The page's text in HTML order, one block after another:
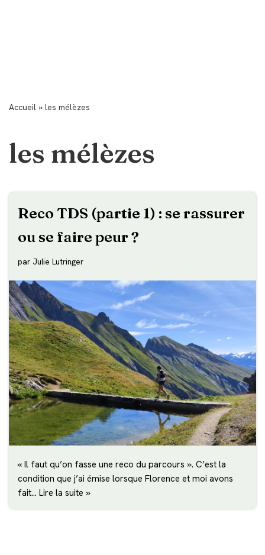
Accueil » les mélèzes
les mélèzes
Reco TDS (partie 1) : se rassurer
ou se faire peur ?
par Julie Lutringer
« Il faut qu’on fasse une reco du parcours ». C’est la
condition que j’ai émise lorsque Florence et moi avons
fait… Lire la suite »